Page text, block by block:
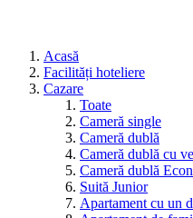
Acasă
Facilități hoteliere
Cazare
Toate
Cameră single
Cameră dublă
Cameră dublă cu
Cameră dublă
Suită Junior
Apartament cu un